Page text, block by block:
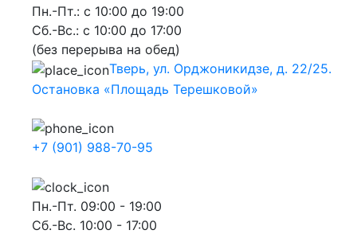
Пн.-Пт.: с 10:00 до 19:00
Сб.-Вс.: с 10:00 до 17:00
(без перерыва на обед)
Тверь, ул. Орджоникидзе, д. 22/25.
Остановка «Площадь Терешковой»
+7 (901) 988-70-95
Пн.-Пт. 09:00 - 19:00
Сб.-Вс. 10:00 - 17:00